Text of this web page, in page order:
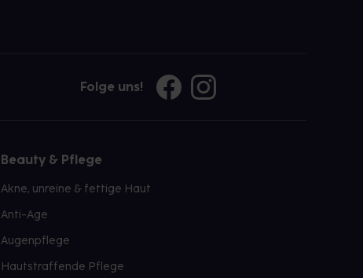
Folge uns!
Beauty & Pflege
Akne, unreine & fettige Haut
Anti-Age
Augenpflege
Hautstraffende Pflege